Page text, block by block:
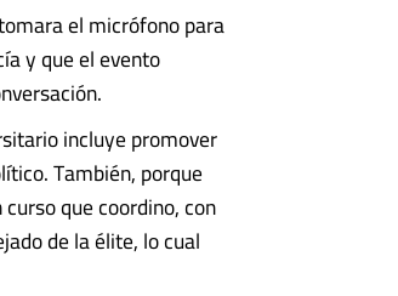
el micrófono para
y que el evento
incluye promover
También, porque
que coordino, con
de la élite, lo cual